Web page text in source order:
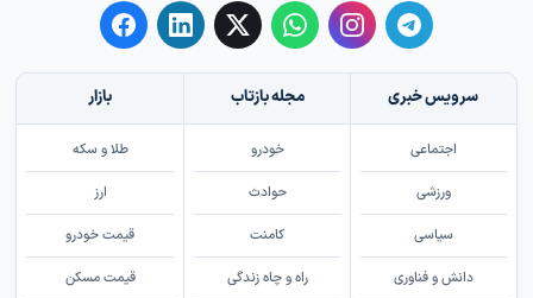
سرویس خبری
اجتماعی
ورزشی
سیاسی
دانش و فناوری
مجله بازتاب
خودرو
حوادث
کامنت
راه و چاه زندگی
بازار
طلا و سکه
ارز
قیمت خودرو
قیمت مسکن